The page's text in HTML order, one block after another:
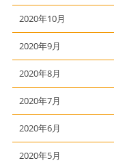
2020年10月
2020年9月
2020年8月
2020年7月
2020年6月
2020年5月